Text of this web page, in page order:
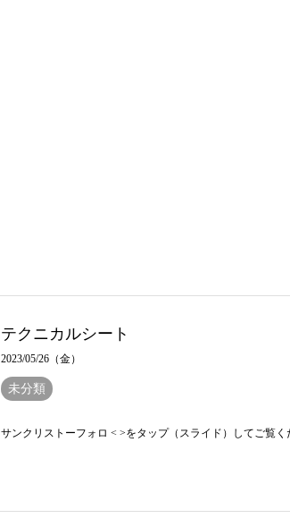
テクニカルシート
2023/05/26（金）
未分類
サンクリストーフォロ < >をタップ（スライド）してご覧